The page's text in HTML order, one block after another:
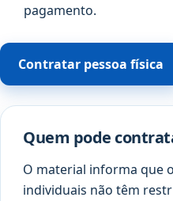
pagamento.
Contratar pessoa física
Quem pode
O material informa que
individuais não têm